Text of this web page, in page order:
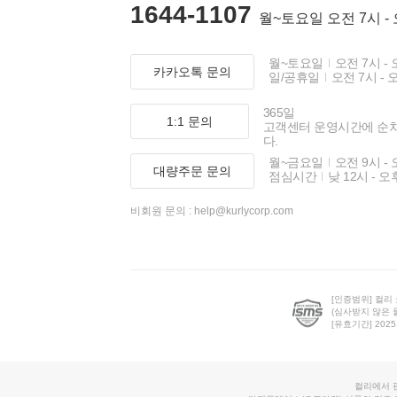
1644-1107 월~토요일 오전 7시 -
카카오톡 문의
월~토요일
오전 7시 -
일/공휴일
오전 7시 -
1:1 문의
365일
고객센터 운영시간에 순
다.
대량주문 문의
월~금요일
오전 9시 -
점심시간
낮 12시 - 오
비회원 문의 : help@kurlycorp.com
[인증범위] 컬리
(심사받지 않은
[유효기간]
컬리에서